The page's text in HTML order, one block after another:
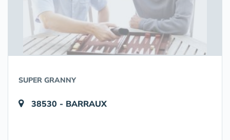
SUPER GRANNY
38530 - BARRAUX